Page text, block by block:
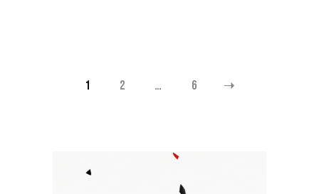
NAVEGACIÓN
1 2 … 6